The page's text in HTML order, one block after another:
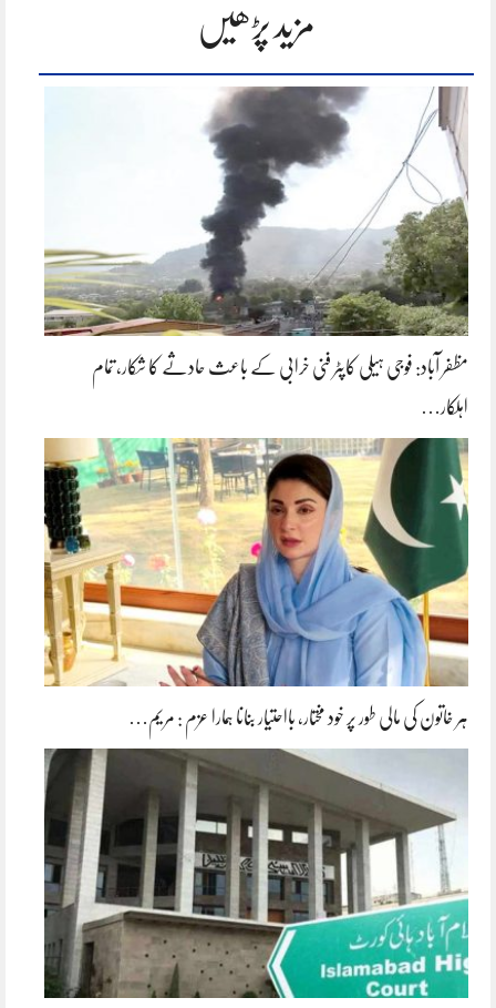
مزید پڑھیں
مظفر آباد: فوجی ہیلی کاپٹر فنی خرابی کے باعث حادثے کا شکار، تمام
اہلکار…
ہر خاتون کی مالی طور پر خود مختار، بااحتیار بنانا ہمارا عزم : مریم…